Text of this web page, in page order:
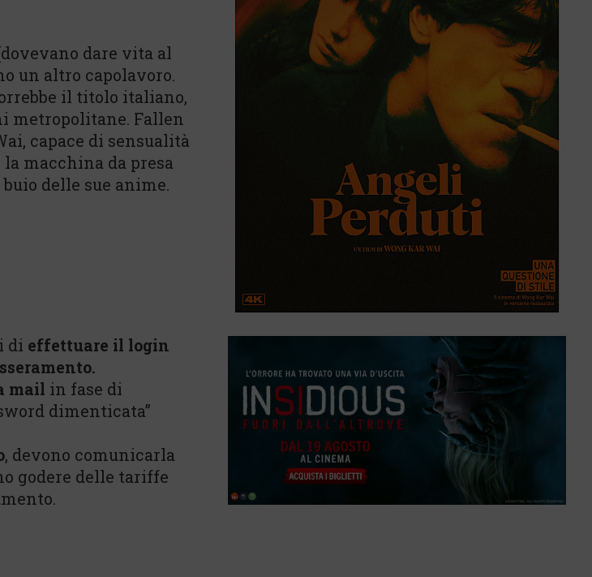
dare vita al
un altro capolavoro.
il titolo italiano,
metropolitane. Fallen
capace di sensualità
macchina da presa
delle sue anime.
di effettuare il login
mail in fase di
dimenticata”
, devono comunicarla
godere delle tariffe